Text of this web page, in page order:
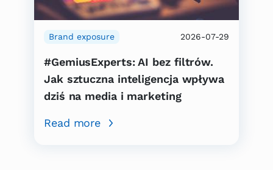
Brand exposure 2026-07-29
#GemiusExperts: AI bez filtrów.
Jak sztuczna inteligencja wpływa
dziś na media i marketing
Read more